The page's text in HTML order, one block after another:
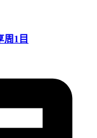
周1目